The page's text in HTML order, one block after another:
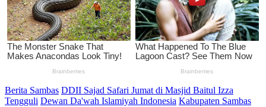
Berita Sambas DDII Sajad Safari Jumat di Masjid Baitul Izza
Tengguli Dewan Da'wah Islamiyah Indonesia Kabupaten Sambas